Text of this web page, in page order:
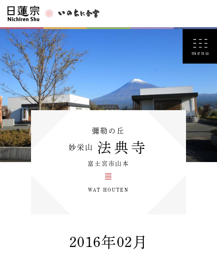
彌勒の丘
妙栄山 法典寺
富士宮市山本
WAT HOUTEN
2016年02月